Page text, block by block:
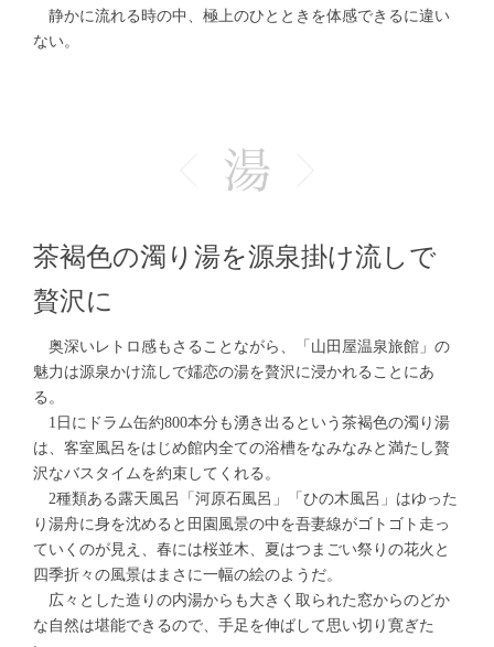
静かに流れる時の中、極上のひとときを体感できるに違い
ない。
茶褐色の濁り湯を源泉掛け流しで
贅沢に
奥深いレトロ感もさることながら、「山田屋温泉旅館」の
魅力は源泉かけ流しで嬬恋の湯を贅沢に浸かれることにあ
る。
1日にドラム缶約800本分も湧き出るという茶褐色の濁り湯
は、客室風呂をはじめ館内全ての浴槽をなみなみと満たし贅
沢なバスタイムを約束してくれる。
2種類ある露天風呂「河原石風呂」「ひの木風呂」はゆった
り湯舟に身を沈めると田園風景の中を吾妻線がゴトゴト走っ
ていくのが見え、春には桜並木、夏はつまごい祭りの花火と
四季折々の風景はまさに一幅の絵のようだ。
広々とした造りの内湯からも大きく取られた窓からのどか
な自然は堪能できるので、手足を伸ばして思い切り寛ぎた